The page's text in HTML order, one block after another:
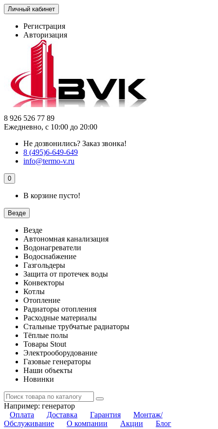
Личный кабинет
Регистрация
Авторизация
8 926 526 77 89
Ежедневно, с 10:00 до 20:00
Не дозвонились? Заказ звонка!
8 (495)6-649-649
info@termo-v.ru
0
В корзине пусто!
Везде
Везде
Автономная канализация
Водонагреватели
Водоснабжение
Газгольдеры
Защита от протечек воды
Конвекторы
Котлы
Отопление
Радиаторы отопления
Расходные материалы
Стальные трубчатые радиаторы
Тёплые полы
Товары Stout
Электрооборудование
Газовые генераторы
Наши объекты
Новинки
Например: генератор
Оплата
Доставка Гарантия
Монтаж/
Обслуживание
О компании Акции
Блог